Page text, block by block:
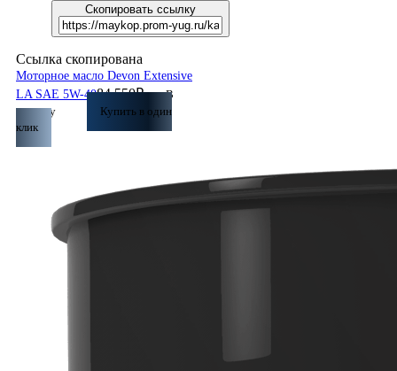
Скопировать ссылку
Ссылка скопирована
Моторное масло Devon Extensive
LA SAE 5W-4084 550₽
В
корзину
Купить в один
клик